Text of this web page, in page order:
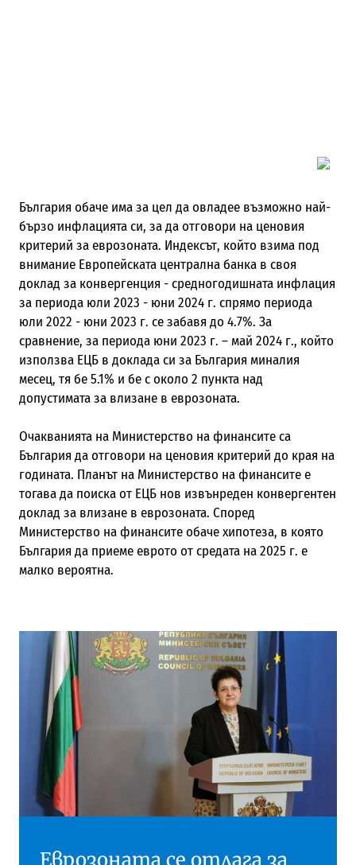
България обаче има за цел да овладее възможно най-
бързо инфлацията си, за да отговори на ценовия
критерий за еврозоната. Индексът, който взима под
внимание Европейската централна банка в своя
доклад за конвергенция - средногодишната инфлация
за периода юли 2023 - юни 2024 г. спрямо периода
юли 2022 - юни 2023 г. се забавя до 4.7%. За
сравнение, за периода юни 2023 г. – май 2024 г., който
използва ЕЦБ в доклада си за България миналия
месец, тя бе 5.1% и бе с около 2 пункта над
допустимата за влизане в еврозоната.
Очакванията на Министерство на финансите са
България да отговори на ценовия критерий до края на
годината. Планът на Министерство на финансите е
тогава да поиска от ЕЦБ нов извънреден конвергентен
доклад за влизане в еврозоната. Според
Министерство на финансите обаче хипотеза, в която
България да приеме еврото от средата на 2025 г. е
малко вероятна.
Еврозоната се отлага за